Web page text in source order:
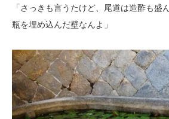
「さっきも言うたけど、尾道は造酢も盛
瓶を埋め込んだ壁なんよ」